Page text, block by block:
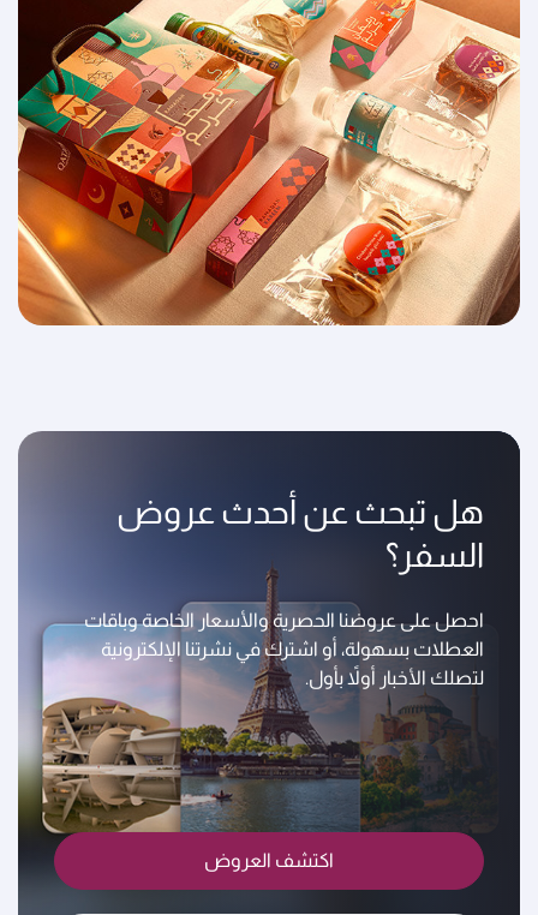
هل تبحث عن أحدث عروض
السفر؟
احصل على عروضنا الحصرية والأسعار الخاصة وباقات
العطلات بسهولة، أو اشترك في نشرتنا الإلكترونية
لتصلك الأخبار أولاً بأول.
اكتشف العروض